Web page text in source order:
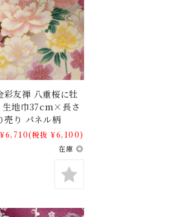
彩友禅 八重桜に牡
生地巾37cm×長さ
り パネル柄
¥6,710(税抜 ¥6,100)
在庫 ◎